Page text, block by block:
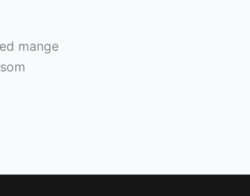
mange